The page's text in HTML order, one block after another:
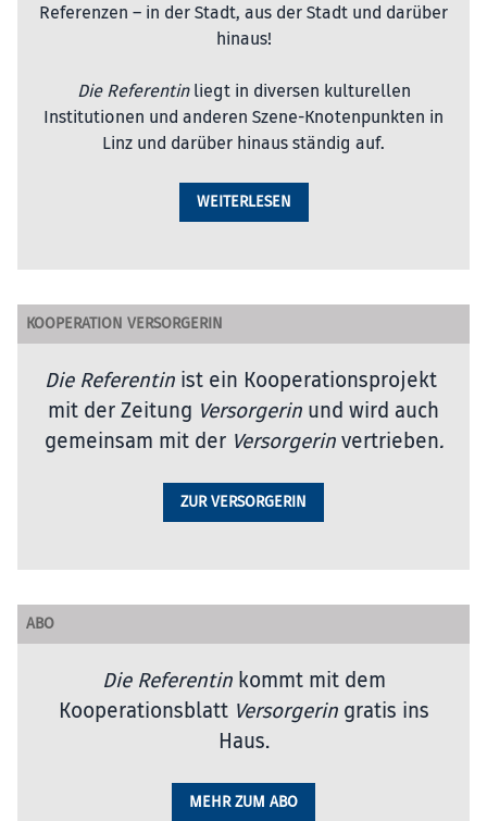
Referenzen – in der Stadt, aus der Stadt und darüber
hinaus!
Die Referentinliegt in diversen kulturellen
Institutionen und anderen Szene-Knotenpunkten in
Linz und darüber hinaus ständig auf.
WEITERLESEN
KOOPERATION VERSORGERIN
Die Referentin ist ein Kooperationsprojekt
mit der Zeitung Versorgerin und wird auch
gemeinsam mit der Versorgerinvertrieben.
ZUR VERSORGERIN
ABO
Die Referentinkommt mit dem
Kooperationsblatt Versorgeringratis ins
Haus.
MEHR ZUM ABO